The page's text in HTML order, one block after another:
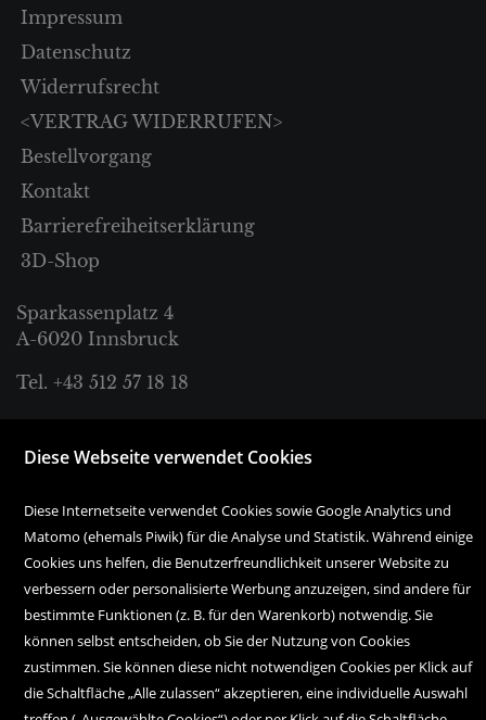
Impressum
Datenschutz
Widerrufsrecht
<VERTRAG WIDERRUFEN>
Bestellvorgang
Kontakt
Barrierefreiheitserklärung
3D-Shop
Sparkassenplatz 4
A-6020 Innsbruck
Tel. +43 512 57 18 18
bestellung@haymonbuchhandlung.at
10.00 Uhr bis 18.00 Uhr
Samstag:
10.00 Uhr bis 17.00 Uhr
Diese Webseite verwendet Cookies
Diese Internetseite verwendet Cookies sowie Google Analytics und
Matomo (ehemals Piwik) für die Analyse und Statistik. Während einige
Cookies uns helfen, die Benutzerfreundlichkeit unserer Website zu
verbessern oder personalisierte Werbung anzuzeigen, sind andere für
bestimmte Funktionen (z. B. für den Warenkorb) notwendig. Sie
können selbst entscheiden, ob Sie der Nutzung von Cookies
zustimmen. Sie können diese nicht notwendigen Cookies per Klick auf
die Schaltfläche „Alle zulassen“ akzeptieren, eine individuelle Auswahl